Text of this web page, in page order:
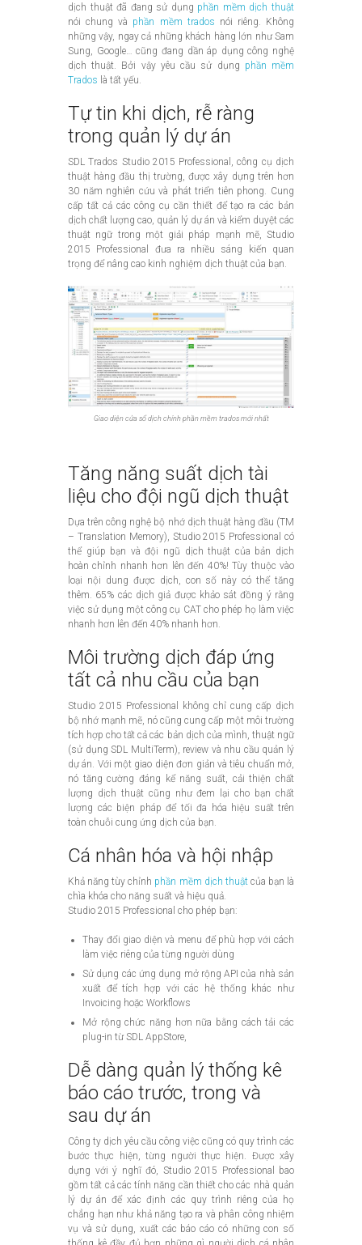
dịch thuật đã đang sử dụng phần mềm dịch thuật
nói chung và phần mềm trados nói riêng. Không
những vậy, ngay cả những khách hàng lớn như Sam
Sung, Google… cũng đang dần áp dụng công nghệ
dịch thuật. Bởi vậy yêu cầu sử dụng phần mềm
Trados là tất yếu.
Tự tin khi dịch, rễ ràng
trong quản lý dự án
SDL Trados Studio 2015 Professional, công cụ dịch
thuật hàng đầu thị trường, được xây dựng trên hơn
30 năm nghiên cứu và phát triển tiên phong. Cung
cấp tất cả các công cụ cần thiết để tạo ra các bản
dịch chất lượng cao, quản lý dự án và kiểm duyệt các
thuật ngữ trong một giải pháp mạnh mẽ, Studio
2015 Professional đưa ra nhiều sáng kiến ​​quan
trọng để nâng cao kinh nghiệm dịch thuật của bạn.
Giao diện cửa sổ dịch chính phần mềm trados mới nhất
Tăng năng suất dịch tài
liệu cho đội ngũ dịch thuật
Dựa trên công nghệ bộ nhớ dịch thuật hàng đầu (TM
– Translation Memory), Studio 2015 Professional có
thể giúp bạn và đội ngũ dịch thuật của bản dịch
hoàn chỉnh nhanh hơn lên đến 40%! Tùy thuộc vào
loại nội dung được dịch, con số này có thể tăng
thêm. 65% các dịch giả được khảo sát đồng ý rằng
việc sử dụng một công cụ CAT cho phép họ làm việc
nhanh hơn lên đến 40% nhanh hơn.
Môi trường dịch đáp ứng
tất cả nhu cầu của bạn
Studio 2015 Professional không chỉ cung cấp dịch
bộ nhớ mạnh mẽ, nó cũng cung cấp một môi trường
tích hợp cho tất cả các bản dịch của mình, thuật ngữ
(sử dụng SDL MultiTerm), review và nhu cầu quản lý
dự án. Với một giao diện đơn giản và tiêu chuẩn mở,
nó tăng cường đáng kể năng suất, cải thiện chất
lượng dịch thuật cũng như đem lại cho bạn chất
lượng các biện pháp để tối đa hóa hiệu suất trên
toàn chuỗi cung ứng dịch của bạn.
Cá nhân hóa và hội nhập
Khả năng tùy chỉnh phần mềm dịch thuậtcủa bạn là
chìa khóa cho năng suất và hiệu quả.
Studio 2015 Professional cho phép bạn:
Thay đổi giao diện và menu để phù hợp với cách
làm việc riêng của từng người dùng
Sử dụng các ứng dụng mở rộng API của nhà sản
xuất để tích hợp với các hệ thống khác như
Invoicing hoặc Workflows
Mở rộng chức năng hơn nữa bằng cách tải các
plug-in từ SDL AppStore,
Dễ dàng quản lý thống kê
báo cáo trước, trong và
sau dự án
Công ty dịch yêu cầu công việc cũng có quy trình các
bước thực hiện, từng người thực hiện. Được xây
dựng với ý nghĩ đó, Studio 2015 Professional bao
gồm tất cả các tính năng cần thiết cho các nhà quản
lý dự án để xác định các quy trình riêng của họ
chẳng hạn như khả năng tạo ra và phân công nhiệm
vụ và sử dụng, xuất các báo cáo có những con số